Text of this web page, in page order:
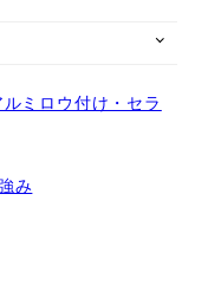
ミロウ付け・セラ
み